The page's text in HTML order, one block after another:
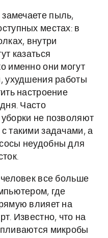
пыль,
местах: в
внутри
казаться
именно они могут
ухудшения работы
настроение
Часто
не позволяют
такими задачами, а
неудобны для
все больше
где
влияет на
Известно, что на
микробы